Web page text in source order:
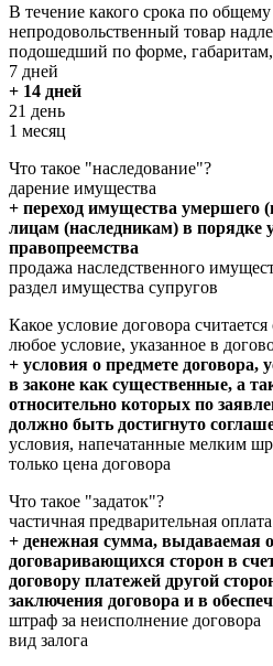
В течение какого срока по
непродовольственный товар
подошедший по форме,
7 дней
+ 14 дней
21 день
1 месяц
Что такое "наследование"?
дарение имущества
+ переход имущества умершего
лицам (наследникам) в порядке
правопреемства
продажа наследственного
раздел имущества супругов
Какое условие договора
любое условие, указанное в
+ условия о предмете договора,
в законе как существенные, а
относительно которых по
должно быть достигнуто
условия, напечатанные мелким
только цена договора
Что такое "задаток"?
частичная предварительная
+ денежная сумма, выдаваемая
договаривающихся сторон в
договору платежей другой
заключения договора и в
штраф за неисполнение договора
вид залога